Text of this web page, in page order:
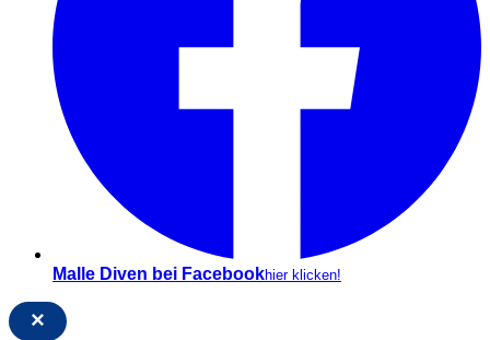
Malle Diven bei Facebookhier klicken!
×